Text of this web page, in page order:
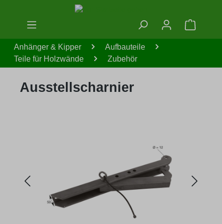
Zum Hauptinhalt springen
Anhänger & Kipper
Aufbauteile
Teile für Holzwände
Zubehör
Ausstellscharnier